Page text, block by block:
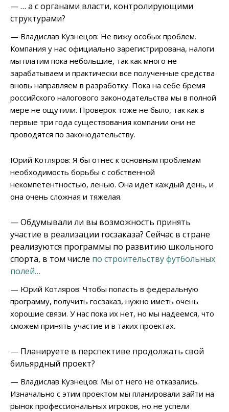
— … а с органами власти, контролирующими
структурами?
— Владислав Кузнецов: Не вижу особых проблем.
Компания у нас официально зарегистрирована, налоги
мы платим пока небольшие, так как много не
зарабатываем и практически все полученные средства
вновь направляем в разработку. Пока на себе бремя
российского налогового законодательства мы в полной
мере не ощутили. Проверок тоже не было, так как в
первые три года существования компании они не
проводятся по законодательству.
Юрий Котляров: Я бы отнес к основным проблемам
необходимость борьбы с собственной
некомпетентностью, ленью. Она идет каждый день, и
она очень сложная и тяжелая.
— Обдумывали ли вы возможность принять
участие в реализации госзаказа? Сейчас в стране
реализуются программы по развитию школьного
спорта, в том числе по строительству футбольных
полей…
— Юрий Котляров: Чтобы попасть в федеральную
программу, получить госзаказ, нужно иметь очень
хорошие связи. У нас пока их нет, но мы надеемся, что
сможем принять участие и в таких проектах.
— Планируете в перспективе продолжать свой
бильярдный проект?
— Владислав Кузнецов: Мы от него не отказались.
Изначально с этим проектом мы планировали зайти на
рынок профессиональных игроков, но не успели